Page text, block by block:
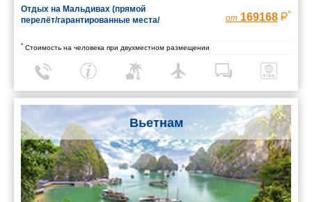
Отдых на Мальдивах (прямой
перелёт/гарантированные места/
от 169168 *
* Стоимость на человека при двухместном размещении
Вьетнам